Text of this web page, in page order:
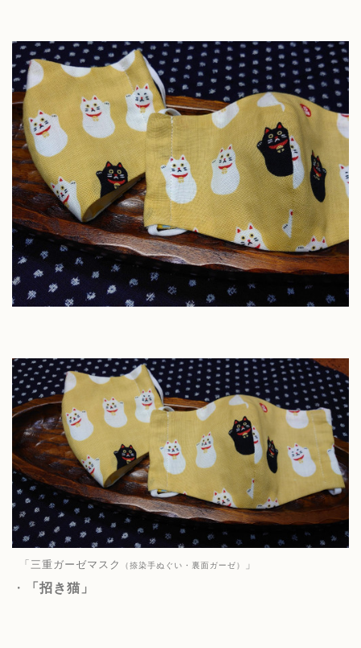
「三重ガーゼマスク （捺染手ぬぐい・裏面ガーゼ） 」
・ 「招き猫」